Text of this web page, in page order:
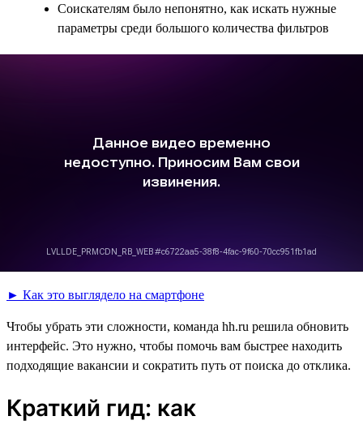
Соискателям было непонятно, как искать нужные
параметры среди большого количества фильтров
► Как это выглядело на смартфоне
Чтобы убрать эти сложности, команда hh.ru решила обновить
интерфейс. Это нужно, чтобы помочь вам быстрее находить
подходящие вакансии и сократить путь от поиска до отклика.
Краткий гид: как